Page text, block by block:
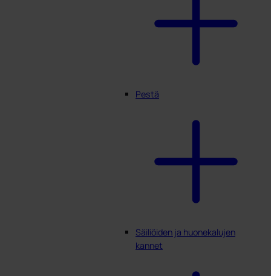
Pestä
Säiliöiden ja huonekalujen
kannet